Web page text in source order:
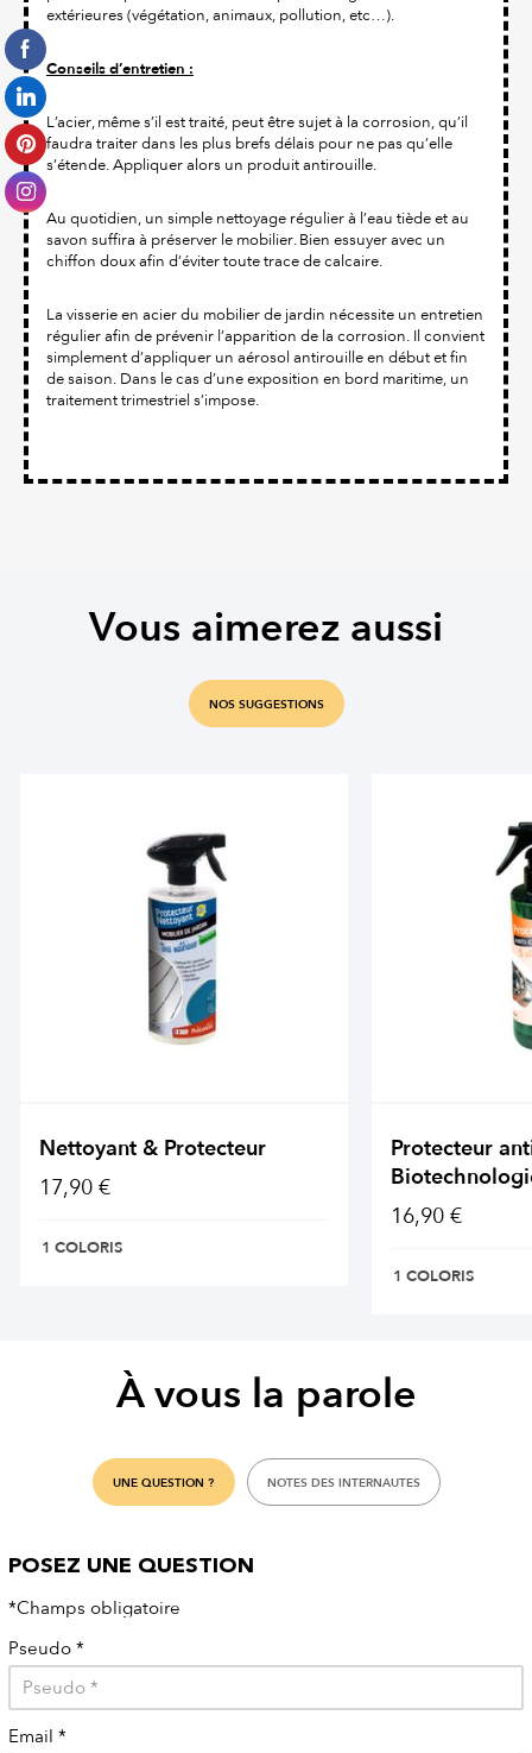
extérieures (végétation, animaux, pollution, etc…).
Conseils d’entretien :
L’acier, même s’il est traité, peut être sujet à la corrosion, qu’il
faudra traiter dans les plus brefs délais pour ne pas qu’elle
s’étende. Appliquer alors un produit antirouille.
Au quotidien, un simple nettoyage régulier à l’eau tiède et au
savon suffira à préserver le mobilier. Bien essuyer avec un
chiffon doux afin d’éviter toute trace de calcaire.
La visserie en acier du mobilier de jardin nécessite un entretien
régulier afin de prévenir l’apparition de la corrosion. Il convient
simplement d’appliquer un aérosol antirouille en début et fin
de saison. Dans le cas d’une exposition en bord maritime, un
traitement trimestriel s’impose.
Vous aimerez aussi
NOS SUGGESTIONS
Nettoyant & Protecteur
17,90 €
1 COLORIS
Protecteur
16,90 €
1 COLORIS
À vous la parole
UNE QUESTION ? NOTES DES INTERNAUTES
POSEZ UNE QUESTION
*Champs obligatoire
Pseudo *
Email *